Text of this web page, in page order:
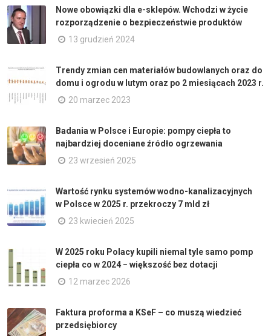
Nowe obowiązki dla e-sklepów. Wchodzi w życie
rozporządzenie o bezpieczeństwie produktów
13 grudzień 2024
Trendy zmian cen materiałów budowlanych oraz do
domu i ogrodu w lutym oraz po 2 miesiącach 2023 r.
20 marzec 2023
Badania w Polsce i Europie: pompy ciepła to
najbardziej doceniane źródło ogrzewania
23 wrzesień 2025
Wartość rynku systemów wodno-kanalizacyjnych
w Polsce w 2025 r. przekroczy 7 mld zł
23 kwiecień 2025
W 2025 roku Polacy kupili niemal tyle samo pomp
ciepła co w 2024 − większość bez dotacji
12 marzec 2026
Faktura proforma a KSeF – co muszą wiedzieć
przedsiębiorcy